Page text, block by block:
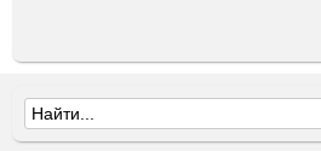
Ф